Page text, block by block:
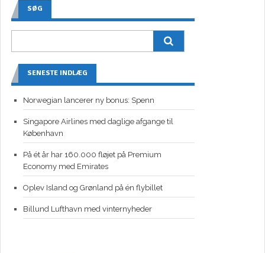
SØG
SENESTE INDLÆG
Norwegian lancerer ny bonus: Spenn
Singapore Airlines med daglige afgange til
København
På ét år har 160.000 fløjet på Premium
Economy med Emirates
Oplev Island og Grønland på én flybillet
Billund Lufthavn med vinternyheder